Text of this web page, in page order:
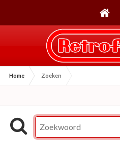
Home Zoeken